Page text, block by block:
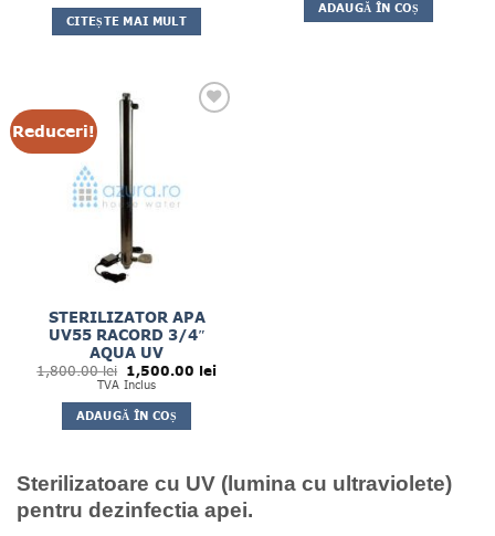
fost:
1,800.00 lei.
CITEȘTE MAI MULT
ADAUGĂ ÎN COȘ
Reduceri!
STERILIZATOR APA
UV55 RACORD 3/4″
AQUA UV
1,800.00lei Prețul
inițial
fost:
1,800.00 lei.
1,500.00 leiPrețul
TVA Inclus
ADAUGĂ ÎN COȘ
Sterilizatoare cu UV (lumina cu ultraviolete)
pentru dezinfectia apei.